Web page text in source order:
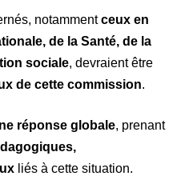
notammentceux en
de la Santé, de la
sociale, devraient être
de cette commission.
réponse globale, prenant
liés à cette situation.